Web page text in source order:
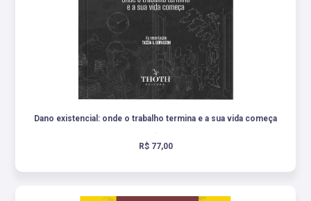
Dano existencial: onde o trabalho termina e a sua vida começa
R$ 77,00